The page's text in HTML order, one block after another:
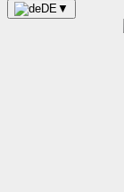
DE ▼